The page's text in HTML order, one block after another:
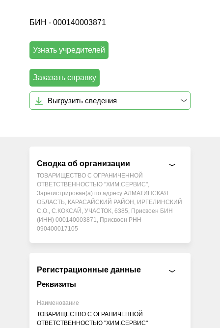
БИН - 000140003871
Узнать учредителей
Заказать справку
Выгрузить сведения
Сводка об организации
ТОВАРИЩЕСТВО С ОГРАНИЧЕННОЙ
ОТВЕТСТВЕННОСТЬЮ "ХИМ.СЕРВИС",
Зарегистрирован(а) по адресу АЛМАТИНСКАЯ
ОБЛАСТЬ, КАРАСАЙСКИЙ РАЙОН, ИРГЕЛИНСКИЙ
С.О., С.КОКСАЙ, УЧАСТОК, 6385, Присвоен БИН
(ИНН) 000140003871, Присвоен РНН
090400017105
Регистрационные данные
Реквизиты
Наименование
ТОВАРИЩЕСТВО С ОГРАНИЧЕННОЙ
ОТВЕТСТВЕННОСТЬЮ "ХИМ.СЕРВИС"